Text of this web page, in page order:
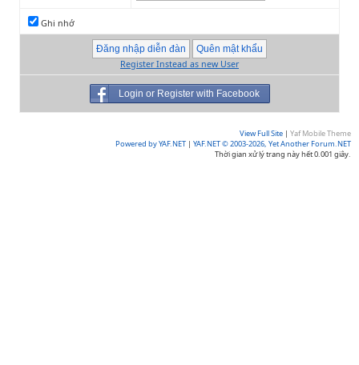
Ghi nhớ
Register Instead as new User
Login or Register with Facebook
View Full Site | Yaf Mobile Theme
Powered by YAF.NET | YAF.NET © 2003-2026, Yet Another Forum.NET
Thời gian xử lý trang này hết 0.001 giây.